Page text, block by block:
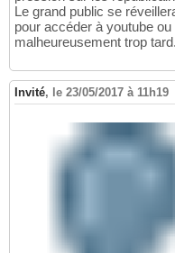
Le grand public se
pour accéder à youtube
malheureusement trop tard.
Invité, le 23/05/2017 à 11h19